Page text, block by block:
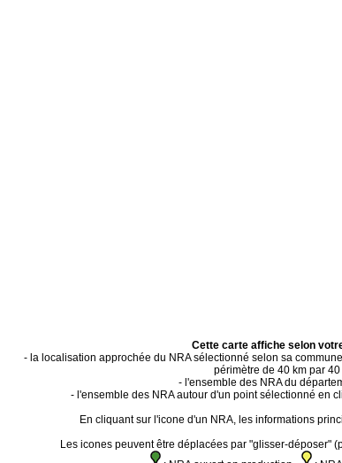
Cette carte affiche selon
- la localisation approchée du NRA sélectionné selon sa
périmètre de 40 km par 40
- l'ensemble des NRA du
- l'ensemble des NRA autour d'un point sélectionné en
En cliquant sur l'icone d'un NRA, les informations
Les icones peuvent être déplacées par "glisser-déposer"